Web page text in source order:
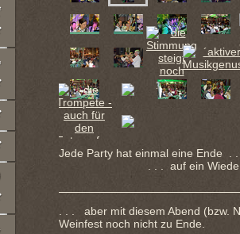
Jede Party hat einmal eine Ende . .
. . . auf ein
. . . aber mit diesem Abend (bzw.
Weinfest noch nicht zu Ende.